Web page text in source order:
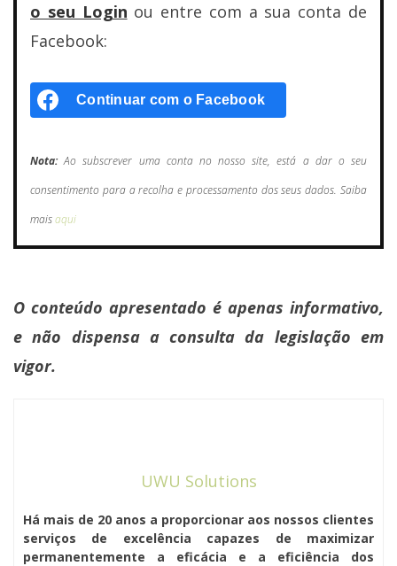
o seu Login ou entre com a sua conta de
Facebook:
Continuar com o Facebook
Nota:Ao subscrever uma conta no nosso site, está a dar o seu
consentimento para a recolha e processamento dos seus dados. Saiba
maisaqui
O conteúdo apresentado é apenas informativo,
e não dispensa a consulta da legislação em
vigor.
UWU Solutions
Há mais de 20 anos a proporcionar aos nossos clientes
serviços de excelência capazes de maximizar
permanentemente a eficácia e a eficiência dos